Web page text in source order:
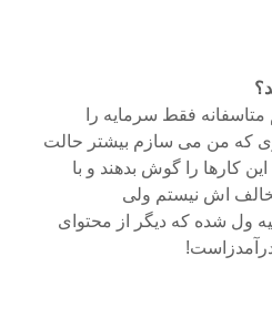
فقط سرمایه را
که من می سازم بیشتر حالت
کارها را گوش بدهند و با
اش نیستم ولی
ول شده که دیگر از محتوای